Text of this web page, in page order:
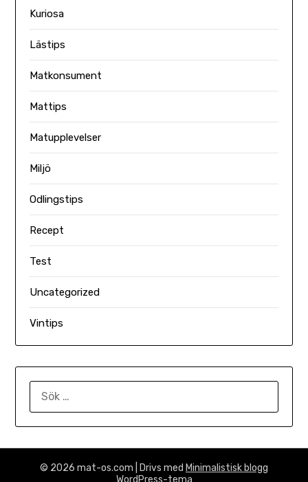
Kuriosa
Lästips
Matkonsument
Mattips
Matupplevelser
Miljö
Odlingstips
Recept
Test
Uncategorized
Vintips
© 2026 mat-os.com | Drivs med Minimalistisk blogg